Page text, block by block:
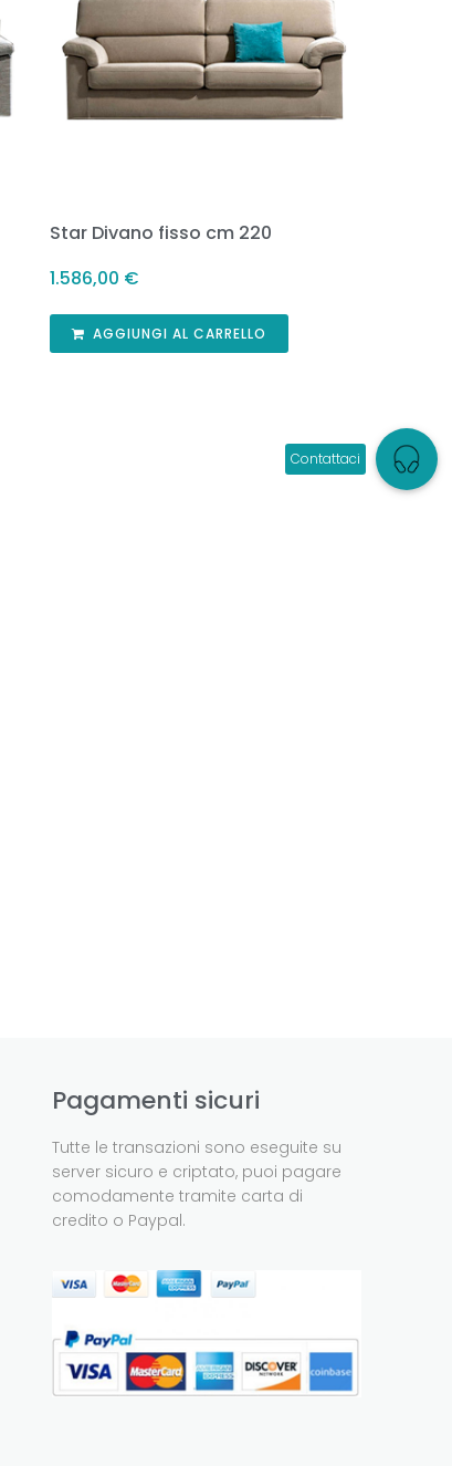
Star Divano fisso cm 220
1.586,00 €
AGGIUNGI AL CARRELLO
Pagamenti sicuri
Tutte le transazioni sono eseguite su
server sicuro e criptato, puoi pagare
comodamente tramite carta di
credito o Paypal.